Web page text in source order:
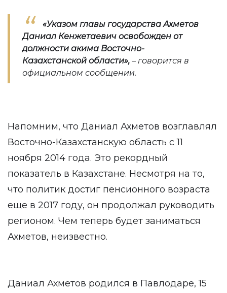
«Указом главы государства Ахметов
Даниал Кенжетаевич освобожден от
должности акима Восточно-
Казахстанской области», – говорится в
официальном сообщении.
Напомним, что Даниал Ахметов возглавлял
Восточно-Казахстанскую область с 11
ноября 2014 года. Это рекордный
показатель в Казахстане. Несмотря на то,
что политик достиг пенсионного возраста
еще в 2017 году, он продолжал руководить
регионом. Чем теперь будет заниматься
Ахметов, неизвестно.
Даниал Ахметов родился в Павлодаре, 15